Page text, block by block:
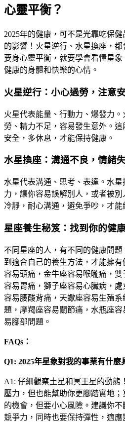
心靈平衡？
2025年的健康，可不是光靠吃保
的影響！火星逆行、水星換座，
要身心靈平衡，就要學會看懂星
健康的身體和快樂的心情。
火星逆行：小心過勞，注意
火星代表能量、行動力、爆發力
勞、精力不足，容易發生意外。
安全，多休息，才能保持健康。
水星換座：溝通不良，情緒
水星代表溝通、思考、表達。水
力，讓你容易誤解別人，或者被
冷靜，耐心溝通，避免爭吵，才能
星座養生秘笈：找到你的健
不同星座的人，有不同的健康問
到適合自己的養生方法，才能擁
容易頭痛，金牛座容易喉嚨痛，
容易胃痛，獅子座容易心臟病，
容易腰酸背痛，天蠍座容易生殖
題，摩羯座容易關節痛，水瓶座
易腳部問題。
FAQs：
Q1: 2025年星象對我的事業有什麼
A1: 仔細觀察土星和冥王星的動態
壓力，但也能幫助你更腳踏實地
的機會，但要小心風險。建議你
競爭力，同時也要保持彈性，適應